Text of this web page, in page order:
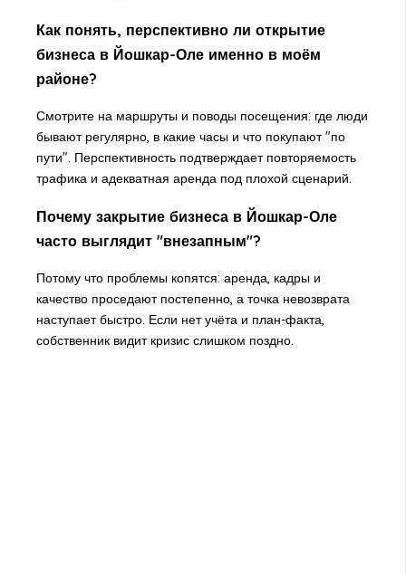
Как понять, перспективно ли открытие
бизнеса в Йошкар-Оле именно в моём
районе?
Смотрите на маршруты и поводы посещения: где люди
бывают регулярно, в какие часы и что покупают "по
пути". Перспективность подтверждает повторяемость
трафика и адекватная аренда под плохой сценарий.
Почему закрытие бизнеса в Йошкар-Оле
часто выглядит "внезапным"?
Потому что проблемы копятся: аренда, кадры и
качество проседают постепенно, а точка невозврата
наступает быстро. Если нет учёта и план-факта,
собственник видит кризис слишком поздно.